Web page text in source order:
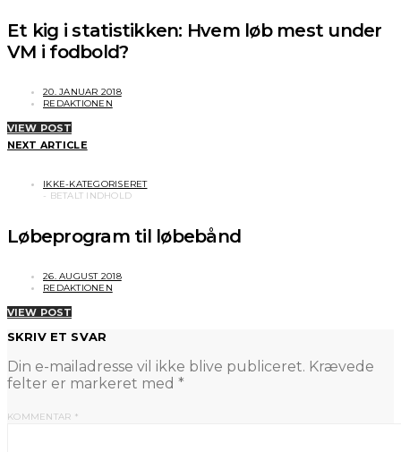
Et kig i statistikken: Hvem løb mest under
VM i fodbold?
20. JANUAR 2018
REDAKTIONEN
VIEW POST
NEXT ARTICLE
IKKE-KATEGORISERET
Løbeprogram til løbebånd
26. AUGUST 2018
REDAKTIONEN
VIEW POST
SKRIV ET SVAR
Din e-mailadresse vil ikke blive publiceret. Krævede
felter er markeret med *
KOMMENTAR *